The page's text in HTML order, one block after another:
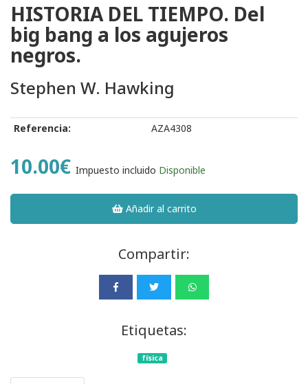
HISTORIA DEL TIEMPO. Del
big bang a los agujeros
negros.
Stephen W. Hawking
Referencia: AZA4308
10.00€ Impuesto incluido Disponible
Añadir al carrito
Compartir:
Etiquetas:
física